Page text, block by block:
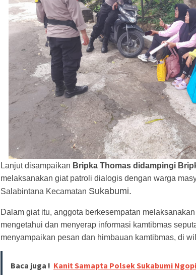
Lanjut disampaikan Bripka Thomas didampingi
melaksanakan giat patroli dialogis dengan warga
Salabintana Kecamatan Sukabumi.
Dalam giat itu, anggota berkesempatan
mengetahui dan menyerap informasi kamtibmas
menyampaikan pesan dan himbauan kamtibmas, di
Baca juga ! Kanit Samapta Polsek Sukabumi